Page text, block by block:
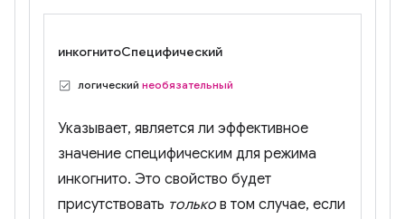
инкогнитоСпецифический
логический необязательный
Указывает, является ли эффективное
значение специфическим для режима
инкогнито. Это свойство будет
присутствовать только в том случае, если